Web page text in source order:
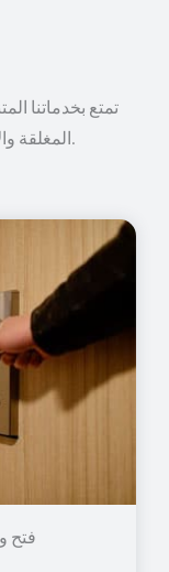
تمتع بخدماتنا
فتح